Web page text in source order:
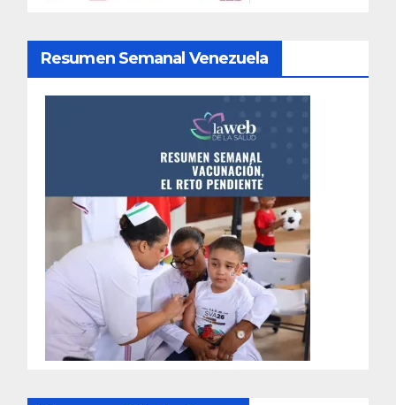
Resumen Semanal Venezuela